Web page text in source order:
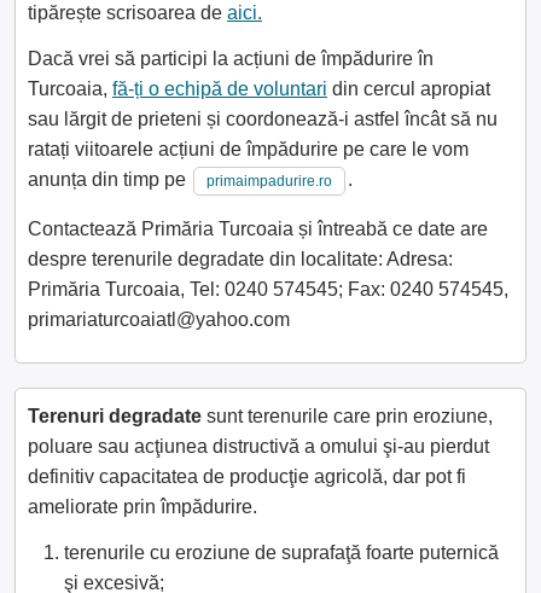
tipărește scrisoarea de aici.
Dacă vrei să participi la acțiuni de împădurire în
Turcoaia, fă-ți o echipă de voluntari din cercul apropiat
sau lărgit de prieteni și coordonează-i astfel încât să nu
ratați viitoarele acțiuni de împădurire pe care le vom
anunța din timp pe
primaimpadurire.ro .
Contactează Primăria Turcoaia și întreabă ce date are
despre terenurile degradate din localitate: Adresa:
Primăria Turcoaia, Tel: 0240 574545; Fax: 0240 574545,
primariaturcoaiatl@yahoo.com
Terenuri degradate sunt terenurile care prin eroziune,
poluare sau acţiunea distructivă a omului şi-au pierdut
definitiv capacitatea de producţie agricolă, dar pot fi
ameliorate prin împădurire.
terenurile cu eroziune de suprafaţă foarte puternică
şi excesivă;